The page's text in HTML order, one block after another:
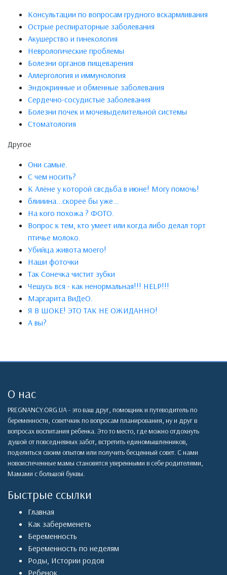
Консультации по вопросам грудного вскармливания
Острые респираторные заболевания
Акушерство и гинекология
Неврологические проблемы
Болезни органов пищеварения
Аллергология и иммунология
Эндокринные и обменные заболевания
Сердечно-сосудистые заболевания
Болезни почек и мочевыделительной системы
Стоматология
Другое
Они самые.
С чем носить?
К Алёне у которой свсдьба в июне! Могу помочь!
блииинa...скорee бы ужe...
На кого похожа ? ФОТО.
Вопрос к тем, кто умеет или когда либо делал торт
птичье молоко.
Убийца живота моего!
Наши фоточки
Так Сонечка чистит зубки
Чешусь вся - как ненормальная!!! HELP!!!
Маргарита ВиДеО.
Я В ШОКЕ! ЭТО ТАК НЕ ОЖИДАННО!
А вы?
О нас
PREGNANCY.ORG.UA - это ваш друг, помощник и путеводитель по
беременности, советчкик по вопросам планирования, ну и друг в
вопросах воспитания ребенка. Это то место, где можно отдохнуть
душой от повседневных забот, встретить единомышленников,
поделиться своим опытом или получить бесценный совет. С нами
новоиспеченные мамы становятся уверенными в себе родителями,
Мамами с большой буквы.
Быстрые ссылки
Главная
Как забеременеть
Беременность
Беременность по неделям
Роды, Истории родов
Ребенок